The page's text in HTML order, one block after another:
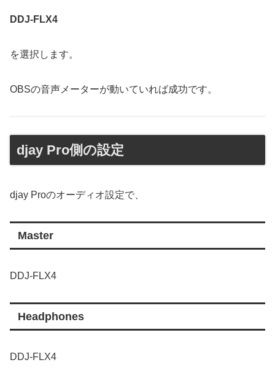
DDJ-FLX4
を選択します。
OBSの音声メーターが動いていれば成功です。
djay Pro側の設定
djay Proのオーディオ設定で、
Master
DDJ-FLX4
Headphones
DDJ-FLX4